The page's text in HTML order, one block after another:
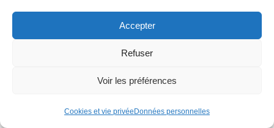
Accepter
Refuser
Voir les préférences
Cookies et vie privée Données personnelles
choisir le graphique qui leur convient le
mieux et qui convient à leur niveau de
8. Les avantages et les
Solitaire sur Windows